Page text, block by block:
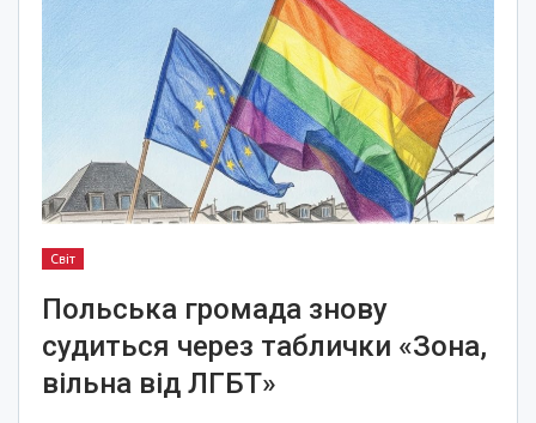
Світ
Польська громада знову
судиться через таблички «Зона,
вільна від ЛГБТ»